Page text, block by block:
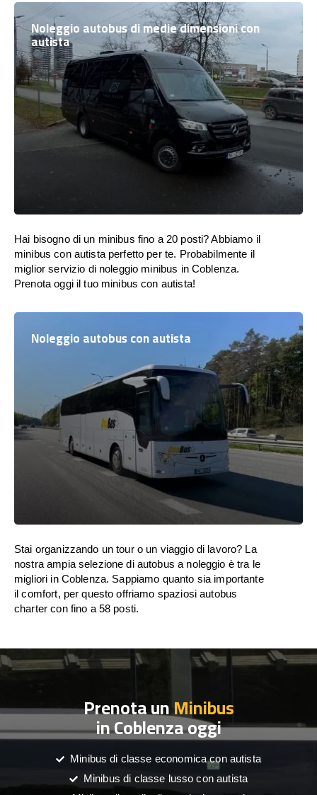
Noleggio autobus di medie dimensioni con
autista
Hai bisogno di un minibus fino a 20 posti? Abbiamo il
minibus con autista perfetto per te. Probabilmente il
miglior servizio di noleggio minibus in Coblenza.
Prenota oggi il tuo minibus con autista!
Noleggio autobus con autista
Stai organizzando un tour o un viaggio di lavoro? La
nostra ampia selezione di autobus a noleggio è tra le
migliori in Coblenza. Sappiamo quanto sia importante
il comfort, per questo offriamo spaziosi autobus
charter con fino a 58 posti.
Prenota unMinibus
in Coblenza oggi
Minibus di classe economica con autista
Minibus di classe lusso con autista